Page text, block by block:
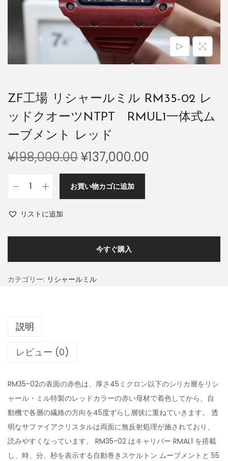
ZF工場 リシャールミル RM35-02 レ
ッドクオーツNTPT RMUL1一体式ム
ーブメント レッド
¥198,000.00¥137,000.00
お買い物カゴに追加
リストに追加
今すぐ購入
カテゴリー: リシャールミル
説明
レビュー (0)
RM35-02の表面の赤色は、厚さ45ミクロン以下のシリカ層をリシ
ャール・ミル特製のレッドカラーの赤い母材で着色してから、自
動機で各層の繊維の方向を45度ずらし層状に重ねていきます。 透
明なサフ​​ァイアクリスタルは両面に無反射処理が施されており、
読みやすくなっ­ています。 RM35-02 はキャリバー RMAL1 を搭載
し、時、分、秒を表示する自動巻きスケルトン ムーブメントと 55